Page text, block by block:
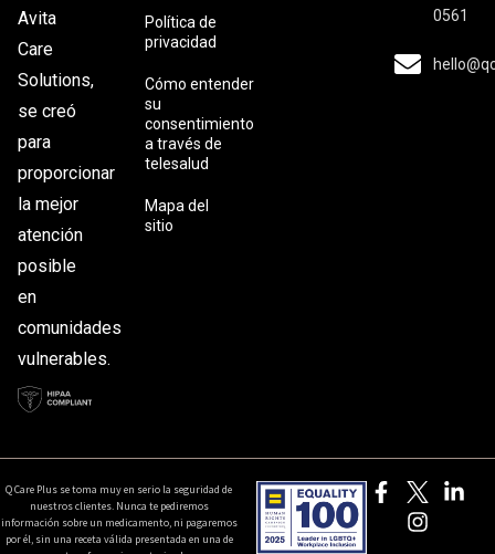
Avita
Care
Solutions,
se creó
para
proporcionar
la mejor
atención
posible
en
comunidades
vulnerables.
Política de
privacidad
Cómo entender
su
consentimiento
a través de
telesalud
Mapa del
sitio
0561
Q Care Plus se toma muy en serio la seguridad de
nuestros clientes. Nunca te pediremos
información sobre un medicamento, ni pagaremos
por él, sin una receta válida presentada en una de